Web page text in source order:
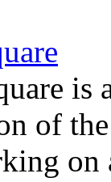
is
of